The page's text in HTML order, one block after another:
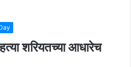
शरियतच्या आधारेच